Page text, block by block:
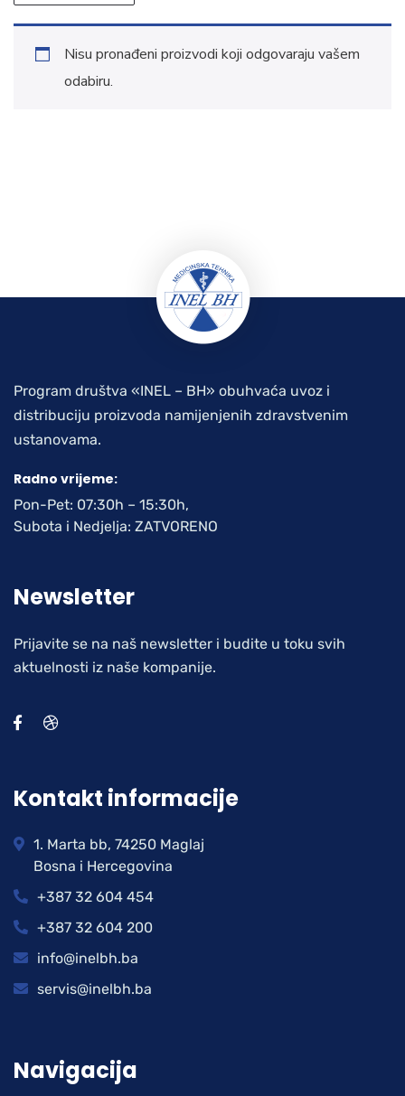
Nisu pronađeni proizvodi koji odgovaraju vašem
odabiru.
Program društva «INEL – BH» obuhvaća uvoz i
distribuciju proizvoda namijenjenih zdravstvenim
ustanovama.
Radno vrijeme:
Pon-Pet: 07:30h – 15:30h,
Subota i Nedjelja: ZATVORENO
Newsletter
Prijavite se na naš newsletter i budite u toku svih
aktuelnosti iz naše kompanije.
Kontakt informacije
1. Marta bb, 74250 Maglaj
Bosna i Hercegovina
+387 32 604 454
+387 32 604 200
info@inelbh.ba
servis@inelbh.ba
Navigacija